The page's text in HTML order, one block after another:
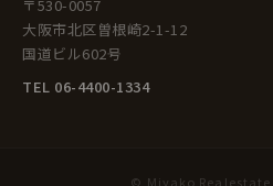
〒530-0057
大阪市北区曽根崎2-1-12
国道ビル602号
TEL 06-4400-1334
© Miyako Realestate